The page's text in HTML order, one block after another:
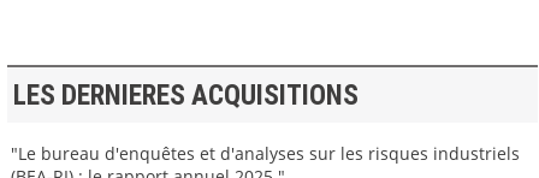
LES DERNIERES ACQUISITIONS
"Le bureau d'enquêtes et d'analyses sur les risques industriels